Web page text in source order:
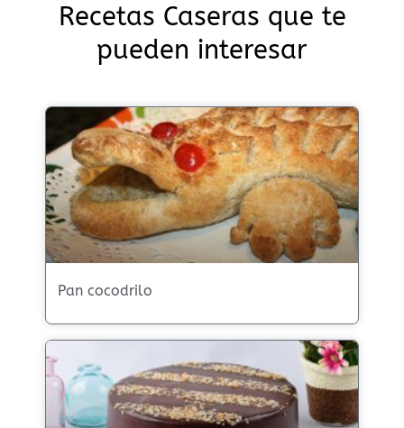
Recetas Caseras que te
pueden interesar
Pan cocodrilo